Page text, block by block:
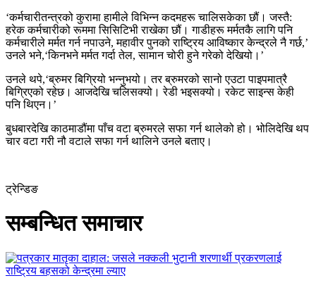
‘कर्मचारीतन्त्रको कुरामा हामीले विभिन्न कदमहरू चालिसकेका छौं। जस्तै:
हरेक कर्मचारीको रूममा सिसिटिभी राखेका छौं। गाडीहरू मर्मतकै लागि पनि
कर्मचारीले मर्मत गर्न नपाउने, महावीर पुनको राष्ट्रिय आविष्कार केन्द्रले नै गर्छ,’
उनले भने,‘किनभने मर्मत गर्दा तेल, सामान चोरी हुने गरेको देखियो।’
उनले थपे,‘ब्रुमर बिग्रियो भन्नुभयो। तर ब्रुमरको सानो एउटा पाइपमात्रै
बिग्रिएको रहेछ। आजदेखि चलिसक्यो। रेडी भइसक्यो। रकेट साइन्स केही
पनि थिएन।’
बुधबारदेखि काठमाडौंमा पाँच वटा ब्रुमरले सफा गर्न थालेको हो। भोलिदेखि थप
चार वटा गरी नौ वटाले सफा गर्न थालिने उनले बताए।
ट्रेन्डिङ
सम्बन्धित समाचार